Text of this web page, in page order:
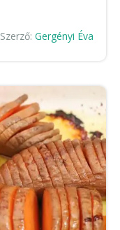
Szerző: Gergényi Éva